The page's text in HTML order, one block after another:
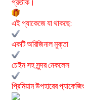
প্রতীক।
এই প্যাকেজে যা থাকছে:
একটি অরিজিনাল মুক্তা
চেইন সহ সুন্দর নেকলেস
প্রিমিয়াম উপহারের প্যাকেজিং